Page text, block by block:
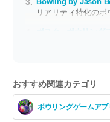
ボスク - ボウリング
おすすめ関連カテゴリ
ボウリングゲームアプ